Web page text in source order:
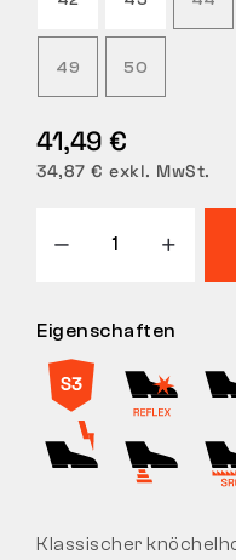
RÜCKGABE
49 50
41,49 €
34,87 € exkl. MwSt.
Eigenschaften
Klassischer